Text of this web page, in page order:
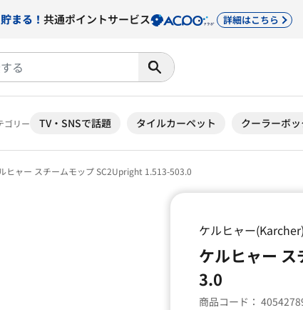
まる！ 共通ポイントサービス 詳細はこちら
ゴリー TV・SNSで話題 タイルカーペット クーラーボ
ヒャー スチームモップ SC2Upright 1.513-503.0
ケルヒャー(Karcher)
ケルヒャー
3.0
商品コード：